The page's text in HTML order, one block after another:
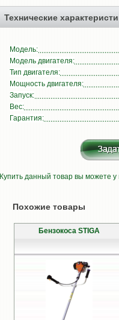
Технические
Модель:
Модель двигателя:
Тип двигателя:
Мощность двигателя:
Запуск:
Вес:
Гарантия:
Купить данный товар вы можете
Похожие товары
Бензокоса STIGA